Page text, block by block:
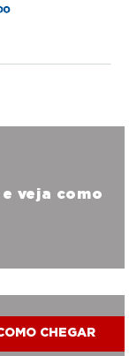
veja como
CHEGAR